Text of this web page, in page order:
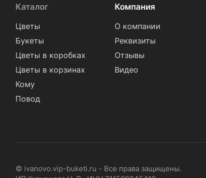
Каталог
Цветы
Букеты
Цветы в коробках
Цветы в корзинах
Кому
Повод
Компания
О компании
Реквизиты
Отзывы
Видео
© ivanovo.vip-buketi.ru - Все права защищены.